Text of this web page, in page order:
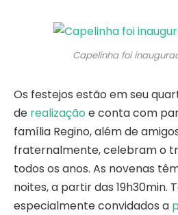
Capelinha foi
Os festejos estão em seu
de realizaçãoe conta com
família Regino, além de
fraternalmente, celebram o
todos os anos. As novenas
noites, a partir das 19h30min.
especialmente convidados a